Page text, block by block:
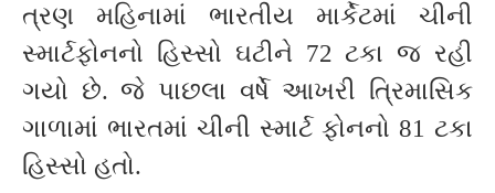
ત્રણ મહિનામાં ભારતીય માર્કેટમાં ચીની
સ્માર્ટફોનનો હિસ્સો ઘટીને 72 ટકા જ રહી
ગયો છે. જે પાછલા વર્ષે આખરી ત્રિમાસિક
ગાળામાં ભારતમાં ચીની સ્માર્ટ ફોનનો 81 ટકા
હિસ્સો હતો.